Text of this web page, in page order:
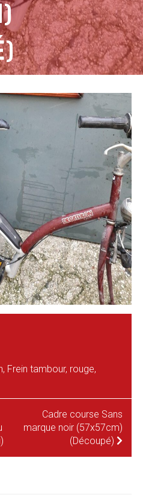
, Frein tambour, rouge,
Cadre course Sans
marque noir (57x57cm)
(Découpé)